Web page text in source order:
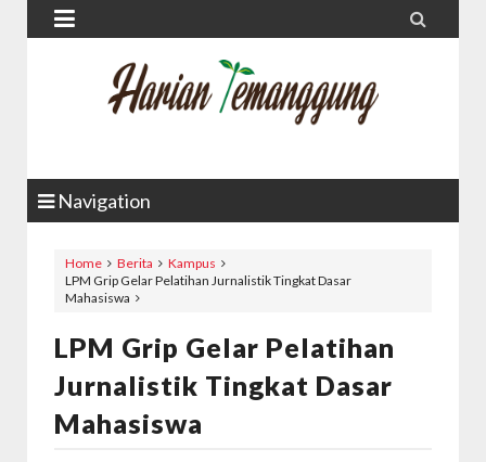
 
Navigation
Home Berita
Kampus
LPM Grip Gelar Pelatihan Jurnalistik Tingkat Dasar
Mahasiswa
LPM Grip Gelar Pelatihan
Jurnalistik Tingkat Dasar
Mahasiswa